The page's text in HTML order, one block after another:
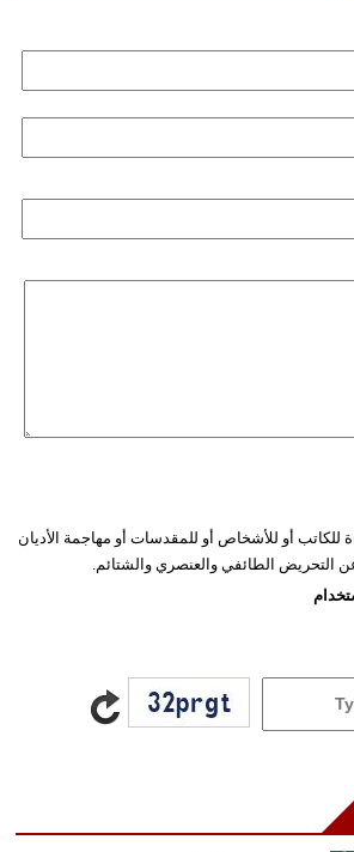
للكاتب أو للأشخاص أو للمقدسات أو مهاجمة الأديان
عن التحريض الطائفي والعنصري والشتائم.